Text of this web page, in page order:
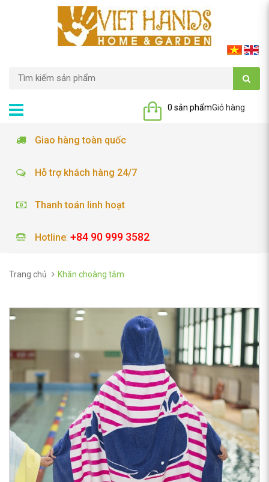
Giỏ hàng
0 sản phẩm
Giao hàng toàn quốc
Hỗ trợ khách hàng 24/7
Thanh toán linh hoạt
Hotline: +84 90 999 3582
Trang chủ Khăn choàng tắm